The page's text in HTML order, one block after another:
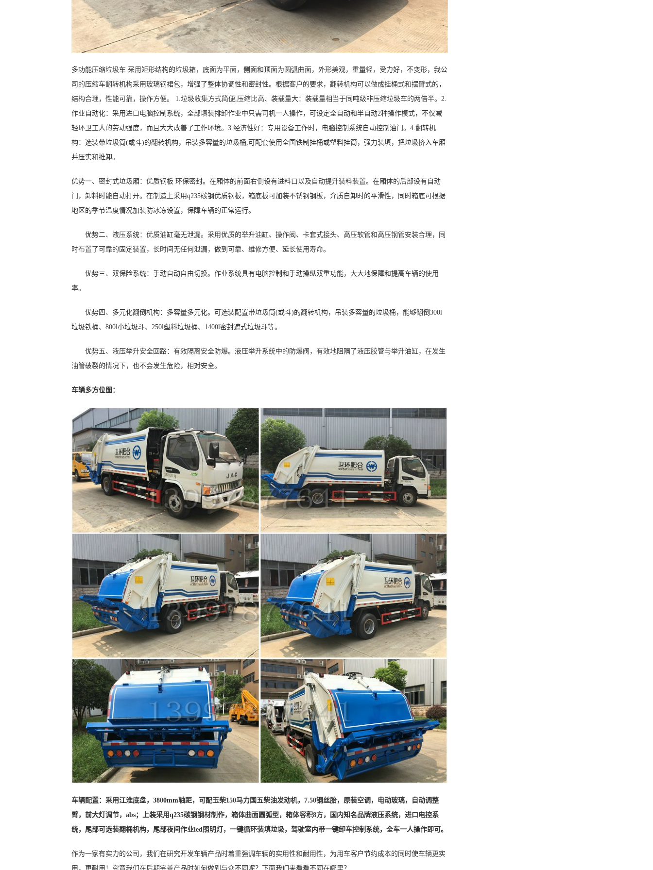
多功能压缩垃圾车 采用矩形结构的垃圾箱，底面为平面，侧面和顶面为圆弧曲面，外形美观，重量轻，受力好，不变形，我公
司的压缩车翻转机构采用玻璃钢裙包，增强了整体协调性和密封性。根据客户的要求，翻转机构可以做成挂桶式和摆臂式的，
结构合理，性能可靠，操作方便。 1.垃圾收集方式简便,压缩比高、装载量大：装载量相当于同吨级非压缩垃圾车的两倍半。2.
作业自动化：采用进口电脑控制系统，全部填装排卸作业中只需司机一人操作，可设定全自动和半自动2种操作模式，不仅减
轻环卫工人的劳动强度，而且大大改善了工作环境。3.经济性好：专用设备工作时，电脑控制系统自动控制油门。4.翻转机
构：选装带垃圾筒(或斗)的翻转机构，吊装多容量的垃圾桶,可配套使用全国铁制挂桶或塑料挂筒，强力装填，把垃圾挤入车厢
并压实和推卸。
优势一、密封式垃圾厢：优质钢板 环保密封。在厢体的前面右侧设有进料口以及自动提升装料装置。在厢体的后部设有自动
门，卸料时能自动打开。在制造上采用q235碳钢优质钢板，箱底板可加装不锈钢钢板，介质自卸时的平滑性，同时箱底可根据
地区的季节温度情况加装防冰冻设置，保障车辆的正常运行。
优势二、液压系统：优质油缸毫无泄漏。采用优质的举升油缸、操作阀、卡套式接头、高压软管和高压钢管安装合理，同
时布置了可靠的固定装置，长时间无任何泄漏，做到可靠、维修方便、延长使用寿命。
优势三、双保险系统：手动自动自由切换。作业系统具有电脑控制和手动操纵双重功能，大大地保障和提高车辆的使用
率。
优势四、多元化翻倒机构：多容量多元化。可选装配置带垃圾筒(或斗)的翻转机构，吊装多容量的垃圾桶，能够翻倒300l
垃圾铁桶、800l小垃圾斗、250l塑料垃圾桶、1400l密封遮式垃圾斗等。
优势五、液压举升安全回路：有效隔离安全防爆。液压举升系统中的防爆阀，有效地阻隔了液压胶管与举升油缸，在发生
油管破裂的情况下，也不会发生危险，相对安全。
车辆多方位图：
车辆配置：采用江淮底盘，3800mm轴距，可配玉柴150马力国五柴油发动机，7.50钢丝胎，原装空调，电动玻璃，自动调整
臂，前大灯调节， abs；上装采用q235碳钢钢材制作，箱体曲面圆弧型，箱体容积8方，国内知名品牌液压系统，进口电控系
统，尾部可选装翻桶机构，尾部夜间作业led照明灯，一键循环装填垃圾，驾驶室内带一键卸车控制系统，全车一人操作即可。
作为一家有实力的公司，我们在研究开发车辆产品时着重强调车辆的实用性和耐用性，为用车客户节约成本的同时使车辆更实
用，更耐用！究竟我们在后期完善产品时如何做到与众不同呢？下面我们来看看不同在哪里？